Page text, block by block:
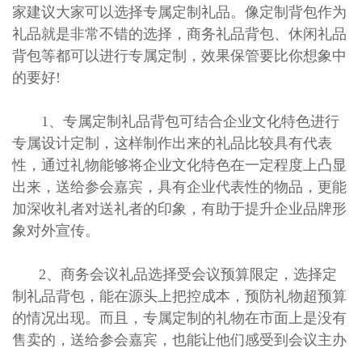
家建议大家可以选择专属定制礼品。像定制背包作为
礼品就是非常不错的选择，商务礼品背包、休闲礼品
背包等都可以进行专属定制，效果保管要比你想象中
的要好!
1、专属定制礼品背包可结合企业文化特色进行
专属设计定制，这样制作出来的礼品比较具有代表
性，通过礼物能够将企业文化特色在一定程度上凸显
出来，送给参会嘉宾，具有企业代表性的物品，更能
加深收礼者对送礼者的印象，有助于提升企业品牌形
象对外宣传。
2、商务会议礼品选择受会议预算限定，选择定
制礼品背包，能在源头上把控成本，预防礼物超预算
的情况出现。而且，专属定制的礼物在市面上是没有
售卖的，送给参会嘉宾，也能让他们感受到会议主办